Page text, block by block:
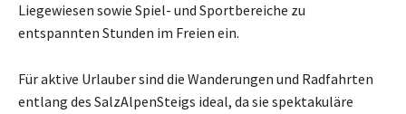
Liegewiesen sowie Spiel- und Sportbereiche zu
entspannten Stunden im Freien ein.
Für aktive Urlauber sind die Wanderungen und Radfahrten
entlang des SalzAlpenSteigs ideal, da sie spektakuläre